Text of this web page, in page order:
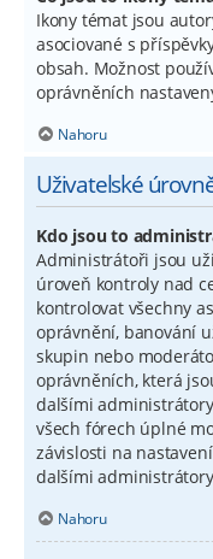
Ikony témat jsou
asociované s
obsah. Možnost
oprávněních
Nahoru
Uživatelské
Kdo jsou to
Administrátoři jsou
úroveň kontroly nad
kontrolovat všechny
oprávnění, banování
skupin nebo
oprávněních, která
dalšími
všech fórech úplné
závislosti na
dalšími
Nahoru